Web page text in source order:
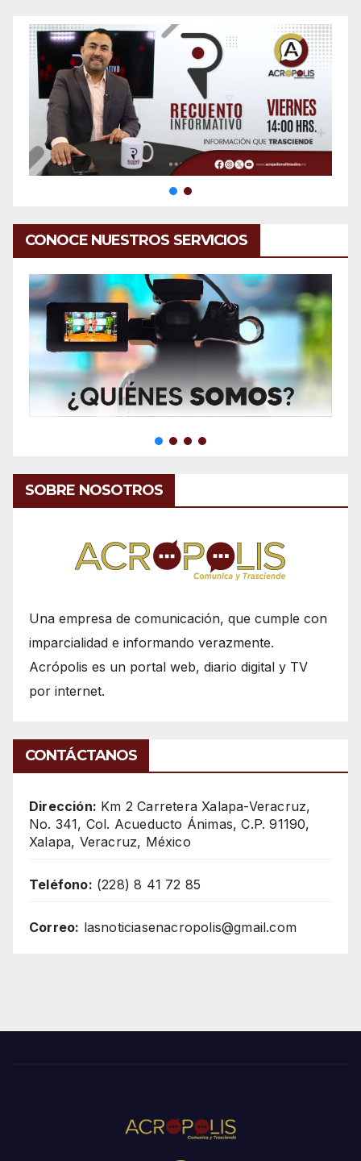
CONOCE NUESTROS SERVICIOS
SOBRE NOSOTROS
Una empresa de comunicación, que cumple con
imparcialidad e informando verazmente.
Acrópolis es un portal web, diario digital y TV
por internet.
CONTÁCTANOS
Dirección: Km 2 Carretera Xalapa-Veracruz,
No. 341, Col. Acueducto Ánimas, C.P. 91190,
Xalapa, Veracruz, México
Teléfono: (228) 8 41 72 85
Correo: lasnoticiasenacropolis@gmail.com